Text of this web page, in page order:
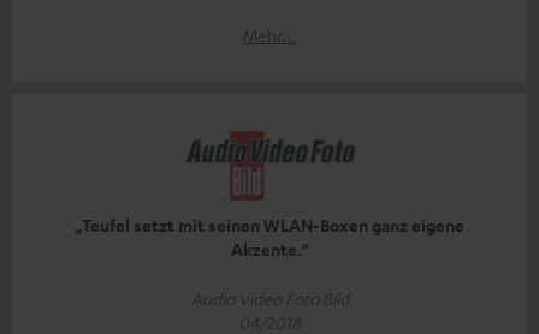
Mehr...
„Teufel setzt mit seinen WLAN-Boxen ganz eigene
Akzente.“
Audio Video Foto Bild
04/2018